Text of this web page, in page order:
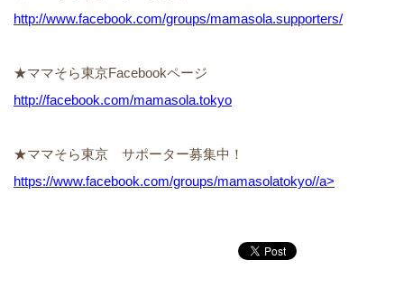
http://www.facebook.com/groups/mamasola.supporters/
★ママそら東京Facebookページ
http://facebook.com/mamasola.tokyo
★ママそら東京 サポーター募集中！
https://www.facebook.com/groups/mamasolatokyo//a>